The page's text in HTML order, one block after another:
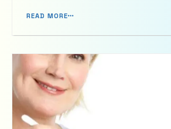
uterin si vulva (labiile superioare si la­biile
READ MORE